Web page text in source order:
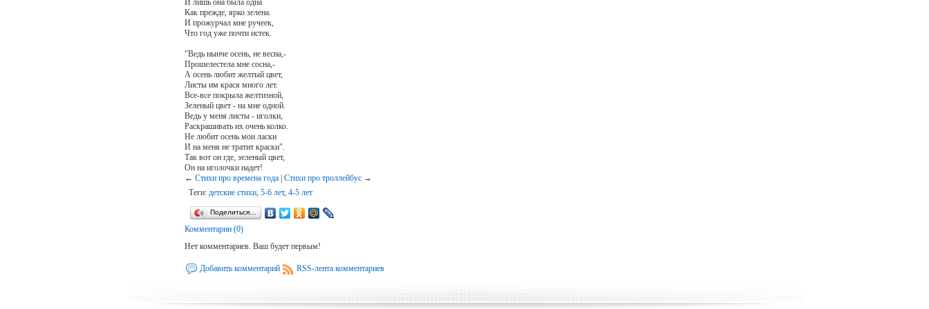
И лишь она была одна
Как прежде, ярко зелена.
И прожурчал мне ручеек,
Что год уже почти истек.
"Ведь нынче осень, не весна,-
Прошелестела мне сосна,-
А осень любит желтый цвет,
Листы им крася много лет.
Все-все покрыла желтизной,
Зеленый цвет - на мне одной.
Ведь у меня листы - иголки,
Раскрашивать их очень колко.
Не любит осень мои ласки
И на меня не тратит краски".
Так вот он где, зеленый цвет,
Он на иголочки надет!
←Стихи про времена года |Стихи про троллейбус →
Теги:детские стихи,5-6 лет,4-5 лет
Поделиться…
Комментарии (0)
Нет комментариев. Ваш будет первым!
Добавить комментарий RSS-лента комментариев